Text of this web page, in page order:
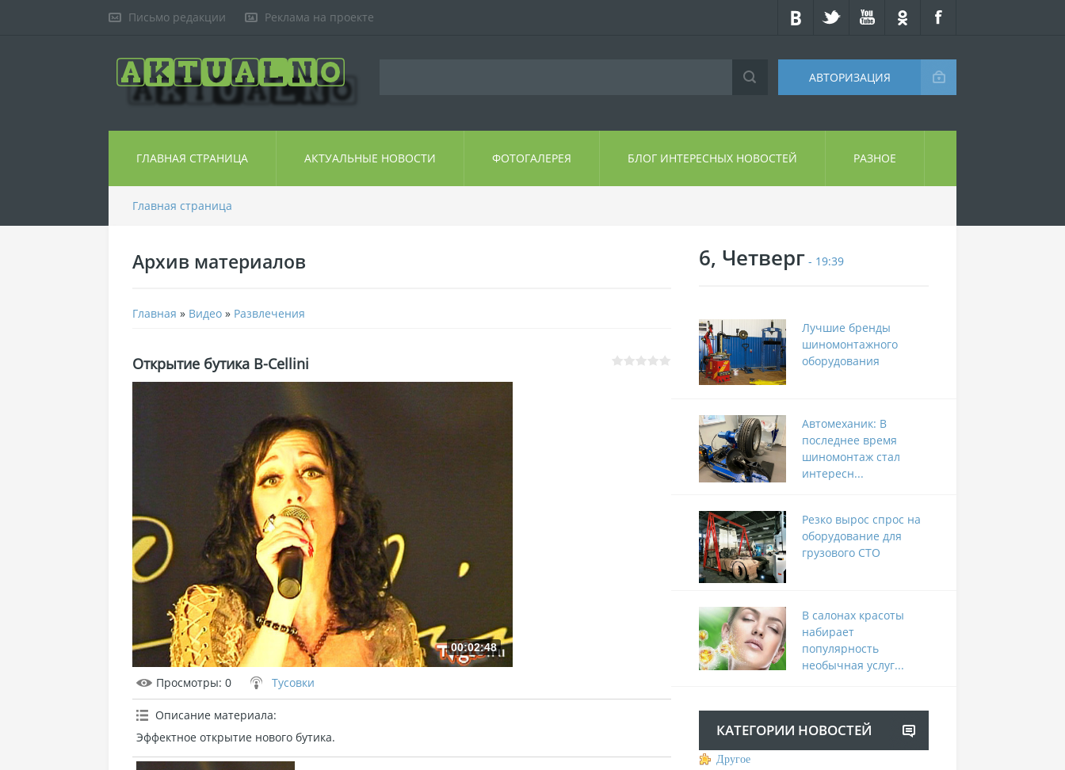
Письмо редакции Реклама на проекте
АВТОРИЗАЦИЯ
ГЛАВНАЯ СТРАНИЦА АКТУАЛЬНЫЕ НОВОСТИ ФОТОГАЛЕРЕЯ БЛОГ ИНТЕРЕСНЫХ НОВОСТЕЙ РАЗНОЕ
Главная страница
Архив материалов
Главная » Видео » Развлечения
Открытие бутика B-Cellini
00:02:48
Просмотры: 0 Тусовки
Описание материала:
Эффектное открытие нового бутика.
6, Четверг - 19:39
Лучшие бренды
шиномонтажного
оборудования
Автомеханик: В
последнее время
шиномонтаж стал
интересн...
Резко вырос спрос на
оборудование для
грузового СТО
В салонах красоты
набирает
популярность
необычная услуг...
КАТЕГОРИИ НОВОСТЕЙ
Другое